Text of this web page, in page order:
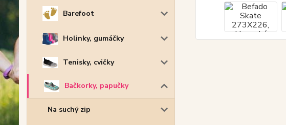
Barefoot
Holinky, gumáčky
Tenisky, cvičky
Bačkorky, papučky
Na suchý zip